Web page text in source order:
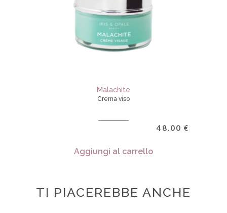
Malachite
Crema viso
48.00 €
Aggiungi al carrello
TI PIACEREBBE ANCHE